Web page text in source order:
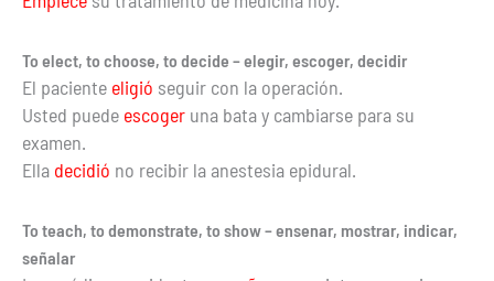
To elect, to choose, to decide – elegir, escoger, decidir
El paciente eligió seguir con la operación.
Usted puede escoger una bata y cambiarse para su
examen.
Ella decidió no recibir la anestesia epidural.
To teach, to demonstrate, to show – ensenar, mostrar, indicar,
señalar